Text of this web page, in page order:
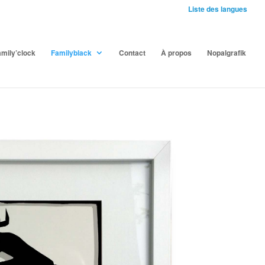
Liste des langues
Familyblack Contact À propos Nopalgrafik